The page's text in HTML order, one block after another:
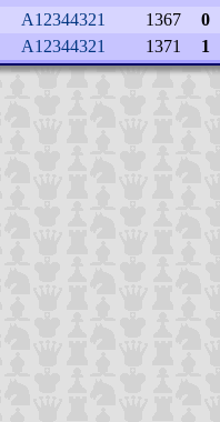
A12344321 1367
0
A12344321 1371 1